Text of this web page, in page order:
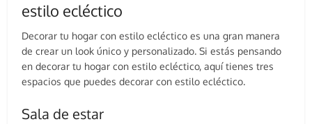
estilo ecléctico
Decorar tu hogar con estilo ecléctico es una gran manera
de crear un look único y personalizado. Si estás pensando
en decorar tu hogar con estilo ecléctico, aquí tienes tres
espacios que puedes decorar con estilo ecléctico.
Sala de estar